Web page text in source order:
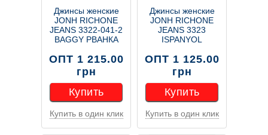
Джинсы женские
JONH RICHONE
JEANS 3322-041-2
BAGGY РВАНКА
ОПТ 1 215.00
грн
Купить
Купить
Купить в один клик
Джинсы женские
JONH RICHONE
JEANS 3323
ISPANYOL
ОПТ 1 125.00
грн
Купить
Купить
Купить в один клик